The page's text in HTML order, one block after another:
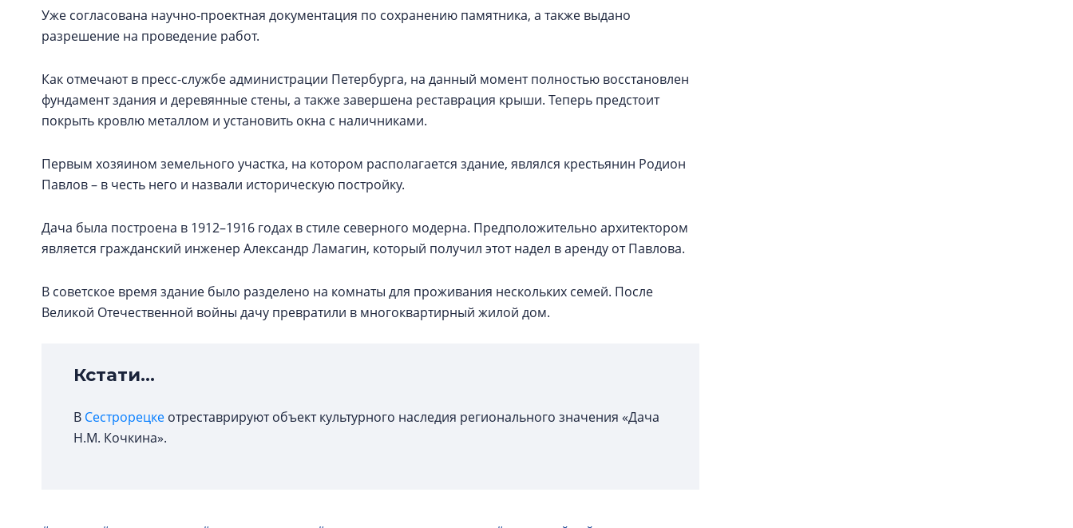
Уже согласована научно-проектная документация по сохранению памятника, а также выдано
разрешение на проведение работ.
Как отмечают в пресс-службе администрации Петербурга, на данный момент полностью восстановлен
фундамент здания и деревянные стены, а также завершена реставрация крыши. Теперь предстоит
покрыть кровлю металлом и установить окна с наличниками.
Первым хозяином земельного участка, на котором располагается здание, являлся крестьянин Родион
Павлов – в честь него и назвали историческую постройку.
Дача была построена в 1912–1916 годах в стиле северного модерна. Предположительно архитектором
является гражданский инженер Александр Ламагин, который получил этот надел в аренду от Павлова.
В советское время здание было разделено на комнаты для проживания нескольких семей. После
Великой Отечественной войны дачу превратили в многоквартирный жилой дом.
Кстати...
В Сестрорецке отреставрируют объект культурного наследия регионального значения «Дача
Н.М. Кочкина».